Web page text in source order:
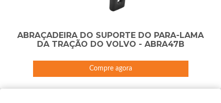
ABRAÇADEIRA DO SUPORTE DO PARA-LAMA
DA TRAÇÃO DO VOLVO - ABRA47B
Compre agora